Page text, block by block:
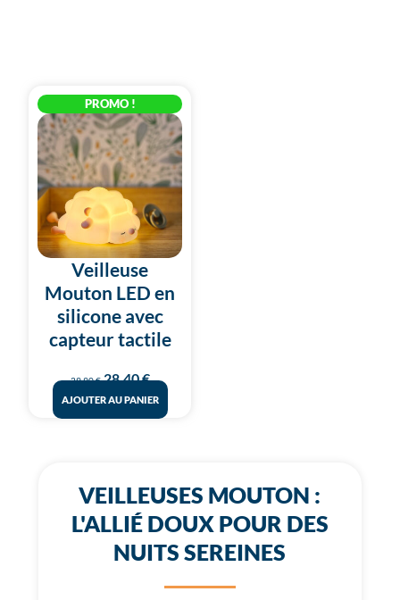
PROMO !
Veilleuse
Mouton LED en
silicone avec
capteur tactile
29,90€
Le
prix
initial
était :
29,90 €.
28,40€
Le
prix
actuel
est :
28,40 €.
AJOUTER AU PANIER
VEILLEUSES MOUTON :
L'ALLIÉ DOUX POUR DES
NUITS SEREINES